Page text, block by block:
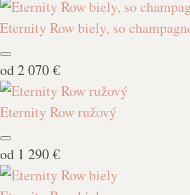
Eternity Row biely, so
od2 070 €
Eternity Row ružový
od 1 290 €